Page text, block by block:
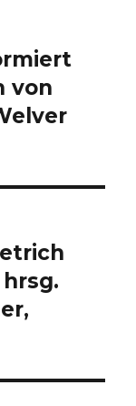
von